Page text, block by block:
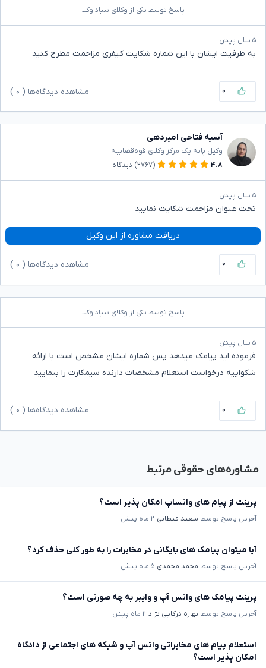
پاسخ توسط یکی از وکلای بنیاد وکلا
۵ سال پیش
به طرفیت ایشان با این شماره شکایت کیفری مزاحمت مطرح کنید
۰ مشاهده دیدگاه‌ها ( ۰
آسیه فتاحی امیردهی
وکیل پایه یک مرکز وکلای قوه‌قضاییه
۴.۸
(۲۷۶۷) دیدگاه
۵ سال پیش
تحت عنوان مزاحمت شکایت نمایید
دریافت مشاوره از این وکیل
۰ مشاهده دیدگاه‌ها ( ۰
پاسخ توسط یکی از وکلای بنیاد وکلا
۵ سال پیش
فرموده اید پیامک میدهد پس شماره ایشان مشخص است با ارائه
شکواییه درخواست استعلام مشخصات دارنده سیمکارت را بنمایید
۰ مشاهده دیدگاه‌ها ( ۰
مشاوره‌های حقوقی مرتبط
پرینت از پیام های واتساپ امکان پذیر است؟
آخرین پاسخ توسط سعید قیطانی ۲ ماه پیش
آیا میتوان پیامک های بایگانی در مخابرات را به طور کلی حذف کرد؟
آخرین پاسخ توسط محمد محمدی ۵ ماه پیش
پرینت پیامک های واتس آپ و وایبر به چه صورتی است؟
آخرین پاسخ توسط بهاره درکایی نژاد ۲ ماه پیش
استعلام پیام های مخابراتی واتس آپ و شبکه های اجتماعی از دادگاه
امکان پذیر است؟